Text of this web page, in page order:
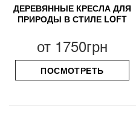
ДЕРЕВЯННЫЕ КРЕСЛА ДЛЯ
ПРИРОДЫ В СТИЛЕ LOFT
от 1750грн
ПОСМОТРЕТЬ